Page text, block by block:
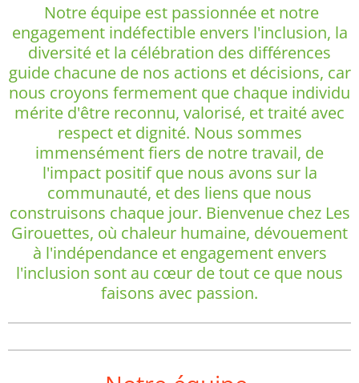
Notre équipe est passionnée et notre
engagement indéfectible envers l'inclusion, la
diversité et la célébration des différences
guide chacune de nos actions et décisions, car
nous croyons fermement que chaque individu
mérite d'être reconnu, valorisé, et traité avec
respect et dignité. Nous sommes
immensément fiers de notre travail, de
l'impact positif que nous avons sur la
communauté, et des liens que nous
construisons chaque jour. Bienvenue chez Les
Girouettes, où chaleur humaine, dévouement
à l'indépendance et engagement envers
l'inclusion sont au cœur de tout ce que nous
faisons avec passion.